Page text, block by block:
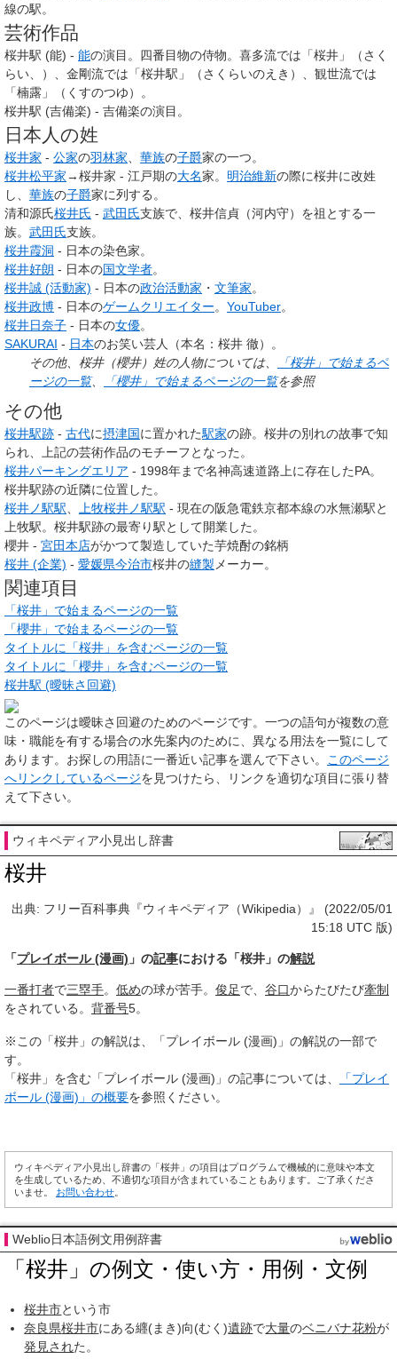
線の駅。
芸術作品
桜井駅 (能) - 能の演目。四番目物の侍物。喜多流では「桜井」（さく
らい、）、金剛流では「桜井駅」（さくらいのえき）、観世流では
「楠露」（くすのつゆ）。
桜井駅 (吉備楽) - 吉備楽の演目。
日本人の姓
桜井家 - 公家の羽林家 華族の子爵家の一つ。
桜井松平家→桜井家 - 江戸期の大名家。 明治維新の際に桜井に改姓
し、 華族の子爵家に列する。
清和源氏桜井氏 - 武田氏支族で、桜井信貞（河内守）を祖とする一
族。 武田氏支族。
桜井霞洞 - 日本の染色家。
桜井好朗 - 日本の国文学者。
桜井誠 (活動家) - 日本の政治活動家 ・ 文筆家。
桜井政博 - 日本のゲームクリエイター。 YouTuber。
桜井日奈子 - 日本の女優。
SAKURAI - 日本のお笑い芸人（本名：桜井 徹）。
その他、桜井（櫻井）姓の人物については、
「桜井」で始まるペ
ージの一覧、 「櫻井」で始まるページの一覧を参照
その他
桜井駅跡 - 古代に摂津国に置かれた駅家の跡。桜井の別れの故事で知
られ、上記の芸術作品のモチーフとなった。
桜井パーキングエリア - 1998年まで名神高速道路上に存在したPA。
桜井駅跡の近隣に位置した。
桜井ノ駅駅
上牧桜井ノ駅駅 - 現在の阪急電鉄京都本線の水無瀬駅と
上牧駅。桜井駅跡の最寄り駅として開業した。
櫻井 - 宮田本店がかつて製造していた芋焼酎の銘柄
桜井 (企業) - 愛媛県今治市桜井の縫製 メーカー。
関連項目
「桜井」で始まるページの一覧
「櫻井」で始まるページの一覧
タイトルに「桜井」を含むページの一覧
タイトルに「櫻井」を含むページの一覧
桜井駅 (曖昧さ回避)
このページは曖昧さ回避のためのページです。一つの語句が複数の意
味・職能を有する場合の水先案内のために、異なる用法を一覧にして
あります。お探しの用語に一番近い記事を選んで下さい。
このページ
へリンクしているページを見つけたら、リンクを適切な項目に張り替
えて下さい。
ウィキペディア小見出し辞書
桜井
出典: フリー百科事典『ウィキペディア（Wikipedia）』 (2022/05/01
15:18 UTC 版)
「プレイボール (漫画) 」の記事における「桜井」の解説
一番打者で三塁手。 低めの球が苦手。 俊足で、 谷口からたびたび牽制
をされている。 背番号5。
※この「桜井」の解説は、「プレイボール (漫画)」の解説の一部で
す。
「桜井」を含む「プレイボール (漫画)」の記事については、
「プレイ
ボール (漫画)」の概要を参照ください。
ウィキペディア小見出し辞書の「桜井」の項目はプログラムで機械的に意味や本文
を生成しているため、不適切な項目が含まれていることもあります。ご了承くださ
いませ。 お問い合わせ
Weblio日本語例文用例辞書
「桜井」の例文・使い方・用例・文例
桜井市という市
奈良県桜井市にある纒(まき)向(むく)遺跡で大量のベニバナ花粉が
発見された。